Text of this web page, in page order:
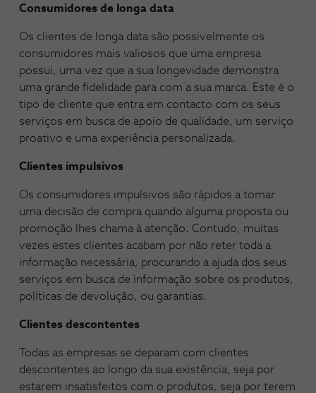
Consumidores de longa data
Os clientes de longa data são possivelmente os
consumidores mais valiosos que uma empresa
possui, uma vez que a sua longevidade demonstra
uma grande fidelidade para com a sua marca. Este é o
tipo de cliente que entra em contacto com os seus
serviços em busca de apoio de qualidade, um serviço
proativo e uma experiência personalizada.
Clientes impulsivos
Os consumidores impulsivos são rápidos a tomar
uma decisão de compra quando alguma proposta ou
promoção lhes chama à atenção. Contudo, muitas
vezes estes clientes acabam por não reter toda a
informação necessária, procurando a ajuda dos seus
serviços em busca de informação sobre os produtos,
políticas de devolução, ou garantias.
Clientes descontentes
Todas as empresas se deparam com clientes
descontentes ao longo da sua existência, seja por
estarem insatisfeitos com o produtos, seja por terem